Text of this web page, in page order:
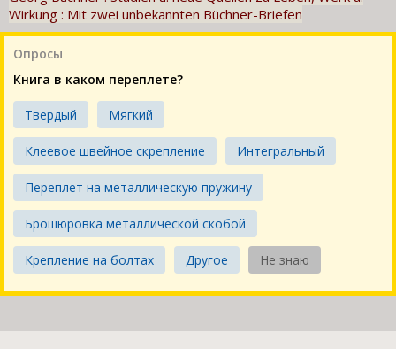
Wirkung : Mit zwei unbekannten Büchner-Briefen
Опросы
Книга в каком переплете?
Твердый Мягкий
Клеевое швейное скрепление Интегральный
Переплет на металлическую пружину
Брошюровка металлической скобой
Крепление на болтах Другое Не знаю